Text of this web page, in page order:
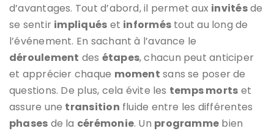
d’avantages. Tout d’abord, il permet aux invitésde
se sentir impliqués et informés tout au long de
l’événement. En sachant à l’avance le
déroulement des étapes, chacun peut anticiper
et apprécier chaque moment sans se poser de
questions. De plus, cela évite les temps morts et
assure une transition fluide entre les différentes
phases de la cérémonie. Un programme bien